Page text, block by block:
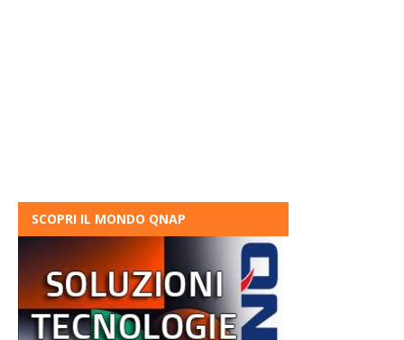
SCOPRI IL MONDO QNAP